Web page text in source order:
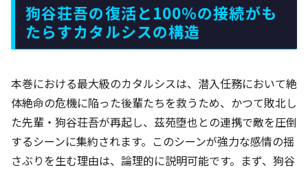
狗谷荘吾の復活と100％の接続がも
たらすカタルシスの構造
本巻における最大級のカタルシスは、潜入任務において絶
体絶命の危機に陥った後輩たちを救うため、かつて敗北し
た先輩・狗谷荘吾が再起し、茲苑堕也との連携で敵を圧倒
するシーンに集約されます。このシーンが強力な感情の揺
さぶりを生む理由は、論理的に説明可能です。まず、狗谷